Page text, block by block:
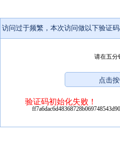
访问过于频繁，本次访问做以下验证码
请在五分
验证码初始化失败！